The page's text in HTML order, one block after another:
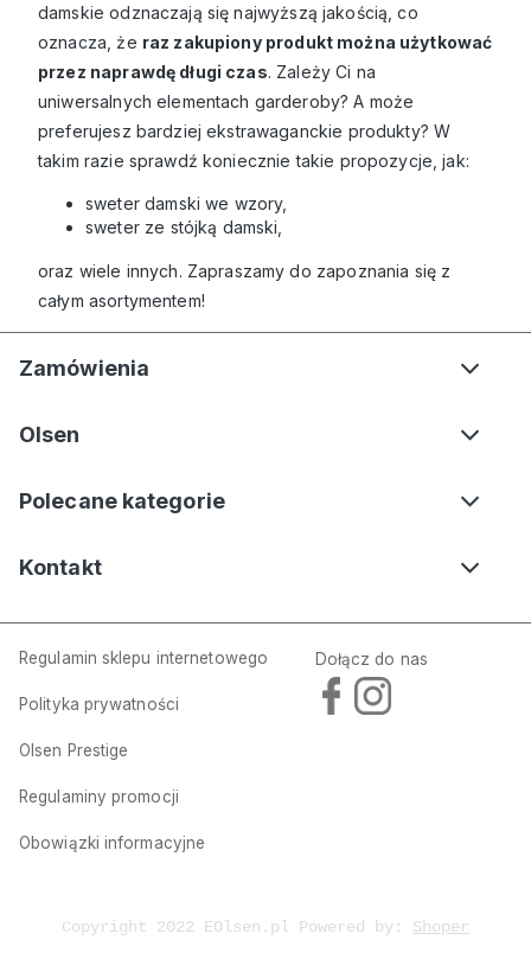
damskie odznaczają się najwyższą jakością, co
oznacza, że raz zakupiony produkt można użytkować
przez naprawdę długi czas. Zależy Ci na
uniwersalnych elementach garderoby? A może
preferujesz bardziej ekstrawaganckie produkty? W
takim razie sprawdź koniecznie takie propozycje, jak:
sweter damski we wzory,
sweter ze stójką damski,
oraz wiele innych. Zapraszamy do zapoznania się z
całym asortymentem!
Zamówienia
Olsen
Polecane kategorie
Kontakt
Regulamin sklepu internetowego
Polityka prywatności
Olsen Prestige
Regulaminy promocji
Obowiązki informacyjne
Dołącz do nas
Copyright 2022 EOlsen.pl Powered by: Shoper